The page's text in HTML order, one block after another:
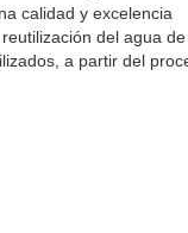
calidad y excelencia
del agua de
a partir del